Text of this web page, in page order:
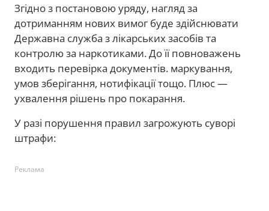
Згідно з постановою уряду, нагляд за
дотриманням нових вимог буде здійснювати
Державна служба з лікарських засобів та
контролю за наркотиками. До її повноважень
входить перевірка документів. маркування,
умов зберігання, нотифікації тощо. Плюс —
ухвалення рішень про покарання.
У разі порушення правил загрожують суворі
штрафи:
Реклама